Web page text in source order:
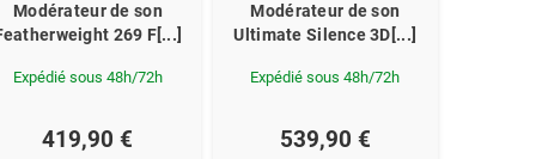
Modérateur de son
269 F[...]
Expédié sous 48h/72h
419,90 €
Modérateur de son
Ultimate Silence 3D[...]
Expédié sous 48h/72h
539,90 €